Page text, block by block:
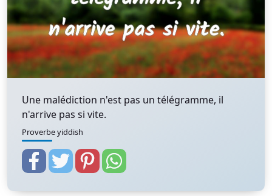
Une malédiction n'est pas un télégramme, il
n'arrive pas si vite.
Proverbe yiddish